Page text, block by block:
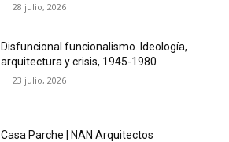
28 julio, 2026
Disfuncional funcionalismo. Ideología,
arquitectura y crisis, 1945-1980
23 julio, 2026
Casa Parche | NAN Arquitectos